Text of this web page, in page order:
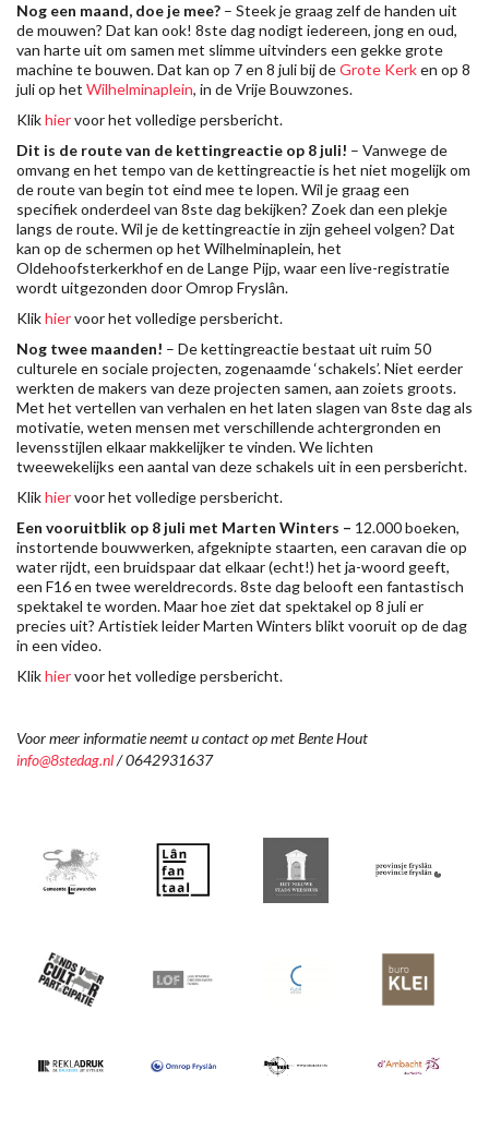
Nog een maand, doe je mee? – Steek je graag zelf de handen uit
de mouwen? Dat kan ook! 8ste dag nodigt iedereen, jong en oud,
van harte uit om samen met slimme uitvinders een gekke grote
machine te bouwen. Dat kan op 7 en 8 juli bij deGrote Kerken op 8
juli op het Wilhelminaplein, in de Vrije Bouwzones.
Klikhiervoor het volledige persbericht.
Dit is de route van de kettingreactie op 8 juli! – Vanwege de
omvang en het tempo van de kettingreactie is het niet mogelijk om
de route van begin tot eind mee te lopen. Wil je graag een
specifiek onderdeel van 8ste dag bekijken? Zoek dan een plekje
langs de route. Wil je de kettingreactie in zijn geheel volgen? Dat
kan op de schermen op het Wilhelminaplein, het
Oldehoofsterkerkhof en de Lange Pijp, waar een live-registratie
wordt uitgezonden door Omrop Fryslân.
Klikhiervoor het volledige persbericht.
Nog twee maanden! – De kettingreactie bestaat uit ruim 50
culturele en sociale projecten, zogenaamde ‘schakels’. Niet eerder
werkten de makers van deze projecten samen, aan zoiets groots.
Met het vertellen van verhalen en het laten slagen van 8ste dag als
motivatie, weten mensen met verschillende achtergronden en
levensstijlen elkaar makkelijker te vinden. We lichten
tweewekelijks een aantal van deze schakels uit in een persbericht.
Klikhiervoor het volledige persbericht.
Een vooruitblik op 8 juli met Marten Winters – 12.000 boeken,
instortende bouwwerken, afgeknipte staarten, een caravan die op
water rijdt, een bruidspaar dat elkaar (echt!) het ja-woord geeft,
een F16 en twee wereldrecords. 8ste dag belooft een fantastisch
spektakel te worden. Maar hoe ziet dat spektakel op 8 juli er
precies uit? Artistiek leider Marten Winters blikt vooruit op de dag
in een video.
Klikhiervoor het volledige persbericht.
Voor meer informatie neemt u contact op met Bente Hout
info@8stedag.nl/ 0642931637